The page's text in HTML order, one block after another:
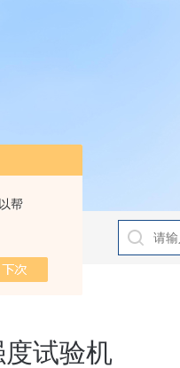
帮
扫描量热仪
试验机